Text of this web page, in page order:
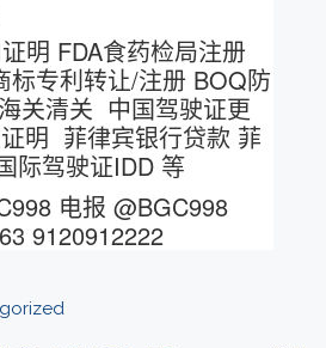
明 FDA食药检局注册
标专利转让/注册 BOQ防
关清关 中国驾驶证更
明 菲律宾银行贷款 菲
际驾驶证IDD 等
电报 @BGC998
9120912222